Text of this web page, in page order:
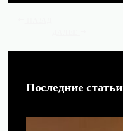
Последние статьи